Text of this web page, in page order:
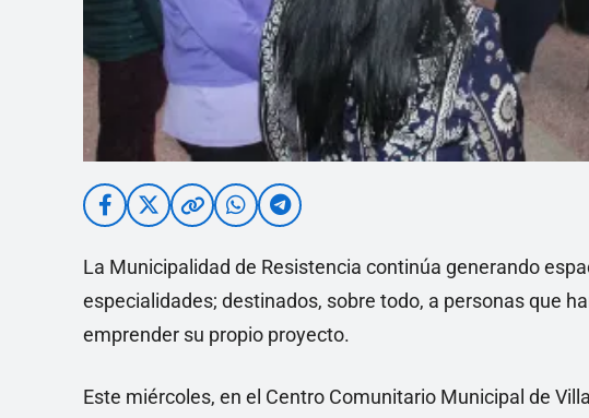
La Municipalidad de Resistencia continúa generando
especialidades; destinados, sobre todo, a personas que
emprender su propio proyecto.
Este miércoles, en el Centro Comunitario Municipal de